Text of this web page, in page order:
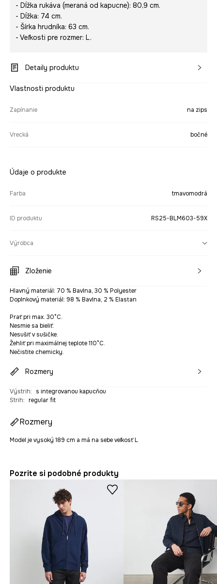
- Dĺžka rukáva (meraná od kapucne): 80,9 cm.
- Dĺžka: 74 cm.
- Šírka hrudníka: 63 cm.
- Veľkosti pre rozmer: L.
Detaily produktu
Vlastnosti produktu
Zapínanie na zips
Vrecká bočné
Údaje o produkte
Farba tmavomodrá
ID produktu RS25-BLM603-59X
Výrobca
Zloženie
Hlavný materiál: 70 % Bavlna, 30 % Polyester
Doplnkový materiál: 98 % Bavlna, 2 % Elastan
Prať pri max. 30°C.
Nesmie sa bieliť.
Nesušiť v sušičke.
Žehliť pri maximálnej teplote 110°C.
Nečistite chemicky.
Rozmery
Výstrih:
s integrovanou kapucňou
Strih: regular fit
Rozmery
Model je vysoký 189 cm a má na sebe veľkosť L
Pozrite si podobné produkty